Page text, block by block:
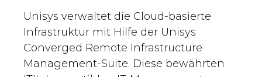
Unisys verwaltet die Cloud-basierte
Infrastruktur mit Hilfe der Unisys
Converged Remote Infrastructure
Management-Suite. Diese bewährten